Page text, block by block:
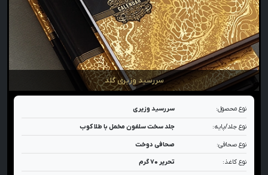
سررسید وزیری گلد
نوع محصول: سررسید وزیری
نوع جلد/پایه: جلد سخت سلفون مخمل با طلا کوب
نوع صحافی: صحافی دوخت
نوع کاغذ: تحریر ۷۰ گرم